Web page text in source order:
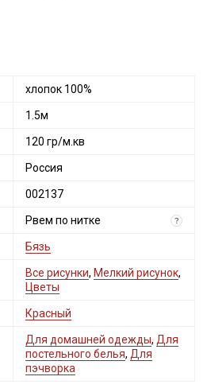
хлопок 100%
1.5м
120 гр/м.кв
Россия
002137
Рвем по нитке ?
Бязь
Все рисунки, Мелкий рисунок,
Цветы
Красный
Для домашней одежды, Для
постельного белья, Для
пэчворка